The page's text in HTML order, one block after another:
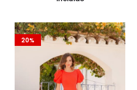
era:
29,99€.
es:
20%